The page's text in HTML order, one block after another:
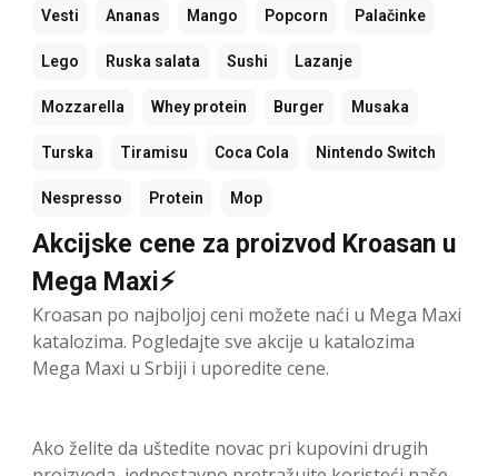
Vesti Ananas Mango Popcorn Palačinke
Lego Ruska salata Sushi Lazanje
Mozzarella Whey protein Burger Musaka
Turska Tiramisu Coca Cola Nintendo Switch
Nespresso Protein Mop
Akcijske cene za proizvod Kroasan u
Mega Maxi⚡
Kroasan po najboljoj ceni možete naći u Mega Maxi
katalozima. Pogledajte sve akcije u katalozima
Mega Maxi u Srbiji i uporedite cene.
Ako želite da uštedite novac pri kupovini drugih